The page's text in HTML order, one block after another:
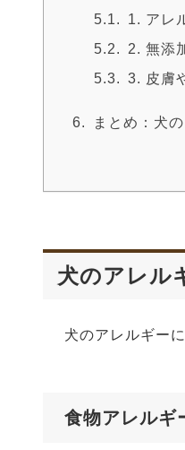
1. アレ
2. 無添
3. 皮膚
まとめ：犬
犬のアレル
犬のアレルギー
食物アレルギ